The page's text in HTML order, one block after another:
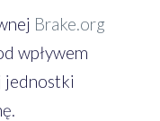
Brake.org
wpływem
jednostki